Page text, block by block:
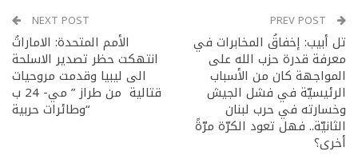
تل أبيب: إخفاقُ المخابرات في
معرفة قدرة حزب الله على
المواجهة كان من الأسباب
الرئيسيّة في فشل الجيش
وخسارته في حرب لبنان
الثانيّة.. فهل تعود الكرّة مرّةً
أخرى؟
NEXT POST
الأمم المتحدة: الاماراتُ
انتهكت حظر تصدير الاسلحة
الى ليبيا وقدمت مروحيات
قتالية من طراز ” مي- 24 ب
“وطائرات حربية